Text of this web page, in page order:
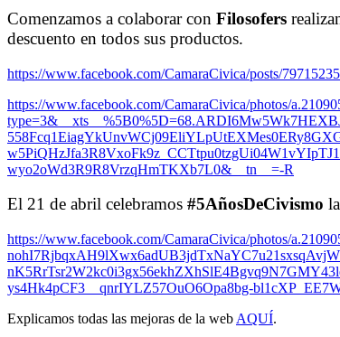
Comenzamos a colaborar con Filosofers
descuento en todos sus productos.
https://www.facebook.com/CamaraCivica/posts/
https://www.facebook.com/CamaraCivica/photos/
wyo2oWd3R9R8VrzqHmTKXb7L0&__tn__=-R
El 21 de abril celebramos #5AñosDeCivismo
https://www.facebook.com/CamaraCivica/photos/
ys4Hk4pCF3__qnrIYLZ57OuO6Opa8bg-
Explicamos todas las mejoras de la web AQUÍ.